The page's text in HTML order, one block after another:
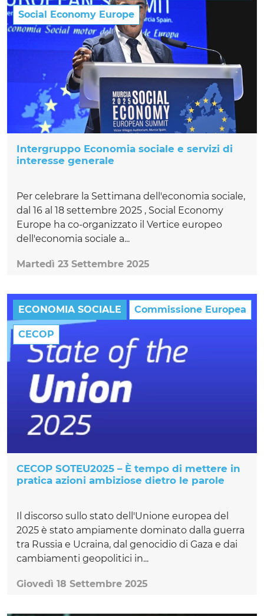
Social Economy Europe
Intergruppo Economia sociale e servizi di
interesse generale
Per celebrare la Settimana dell'economia sociale,
dal 16 al 18 settembre 2025 , Social Economy
Europe ha co-organizzato il Vertice europeo
dell'economia sociale a...
Martedì 23 Settembre 2025
ECONOMIA SOCIALE Commissione Europea
CECOP
CECOP SOTEU2025 – È tempo di mettere in
pratica azioni ambiziose dietro le parole
Il discorso sullo stato dell'Unione europea del
2025 è stato ampiamente dominato dalla guerra
tra Russia e Ucraina, dal genocidio di Gaza e dai
cambiamenti geopolitici in...
Giovedì 18 Settembre 2025